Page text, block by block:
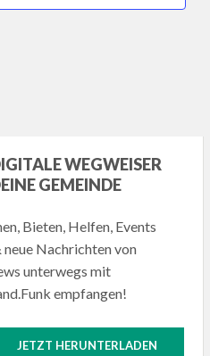
WEGWEISER
GEMEINDE
Bieten, Helfen, Events
neue Nachrichten von
unterwegs mit
empfangen!
JETZT HERUNTERLADEN